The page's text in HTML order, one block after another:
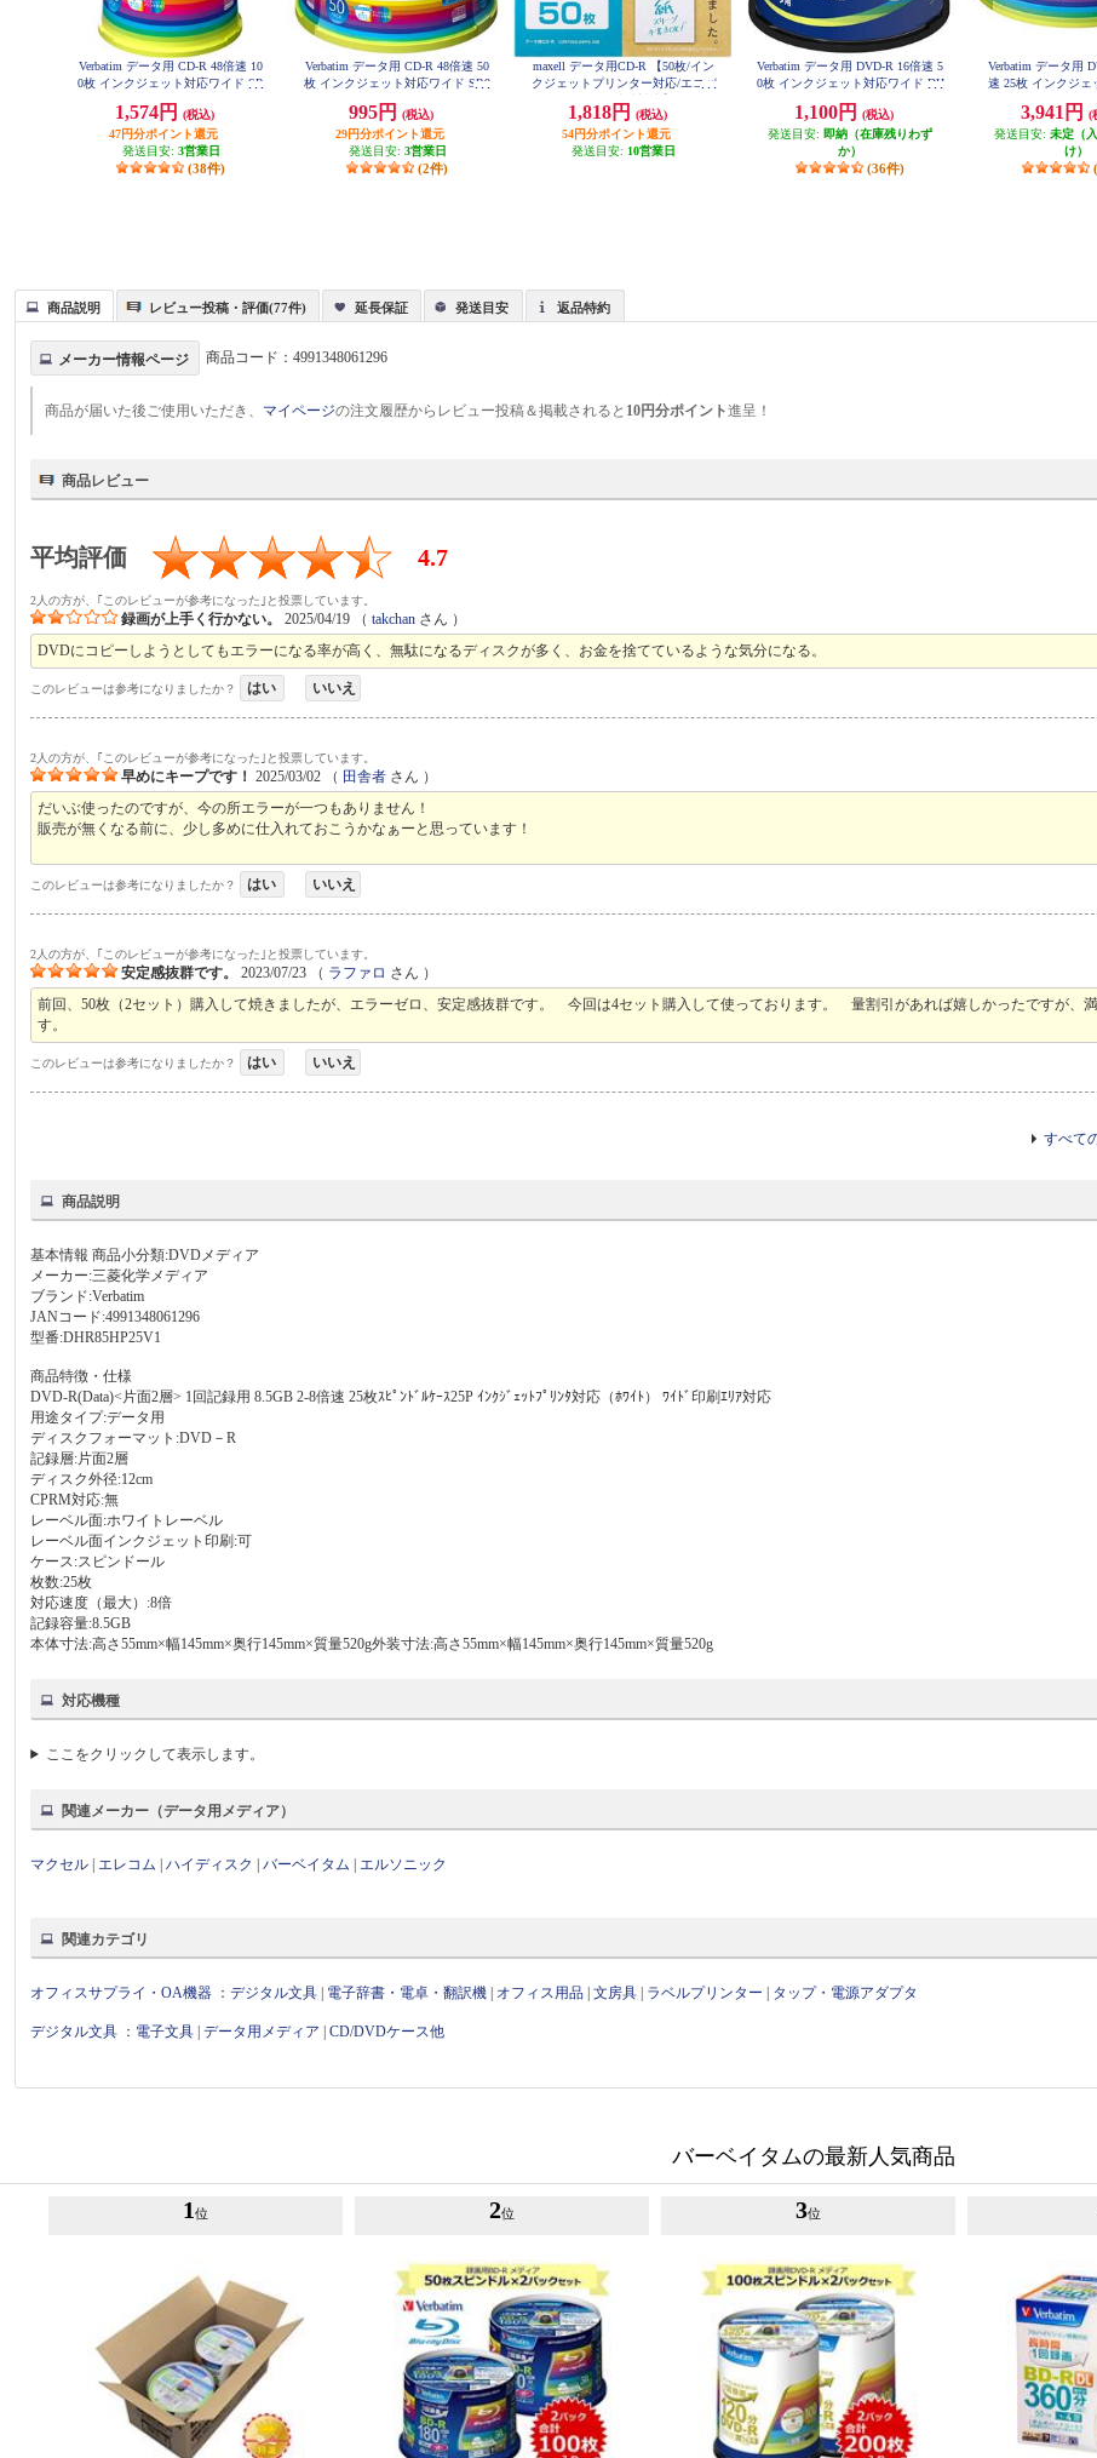
Verbatim データ用 CD-R 48倍速 10
0枚 インクジェット対応ワイド SR
1,574円
(税込)
47円分ポイント還元
発送目安: 3営業日
(38件)
Verbatim データ用 CD-R 48倍速 50
枚 インクジェット対応ワイド SR8
995円
(税込)
29円分ポイント還元
発送目安: 3営業日
(2件)
maxell データ用CD-R 【50枚/イン
クジェットプリンター対応/エコパ
0S-SWPS-50E
1,818円
(税込)
54円分ポイント還元
発送目安: 10営業日
Verbatim データ用 DVD-R 16倍速 5
0枚 インクジェット対応ワイド DH
1,100円
(税込)
発送目安: 即納（在庫残りわず
か）
(36件)
Verbatim データ用
速 25枚 インクジェ
3,941円
(
発送目安: 未定（
け）
商品説明 レビュー投稿・評価(77件) 延長保証 発送目安 返品特約
メーカー情報ページ 商品コード：4991348061296
商品が届いた後ご使用いただき、 マイページの注文履歴からレビュー投稿＆掲載されると 10円分ポイント進呈！
商品レビュー
平均評価 4.7
2人の方が、｢このレビューが参考になった｣と投票しています。
録画が上手く行かない。 2025/04/19 （takchan さん ）
DVDにコピーしようとしてもエラーになる率が高く、無駄になるディスクが多く、お金を捨てているような気分になる。
このレビューは参考になりましたか？ はい いいえ
2人の方が、｢このレビューが参考になった｣と投票しています。
早めにキープです！ 2025/03/02 （ 田舎者 さん ）
だいぶ使ったのですが、今の所エラーが一つもありません！
販売が無くなる前に、少し多めに仕入れておこうかなぁーと思っています！
このレビューは参考になりましたか？ はい いいえ
2人の方が、｢このレビューが参考になった｣と投票しています。
安定感抜群です。 2023/07/23 （ ラファロ さん ）
前回、50枚（2セット）購入して焼きましたが、エラーゼロ、安定感抜群です。 今回は4セット購入して使っております。 量割引があれば嬉しかったですが、
す。
このレビューは参考になりましたか？ はい いいえ
すべて
商品説明
基本情報 商品小分類:DVDメディア
メーカー:三菱化学メディア
ブランド:Verbatim
JANコード:4991348061296
型番:DHR85HP25V1
商品特徴・仕様
DVD-R(Data)<片面2層> 1回記録用 8.5GB 2-8倍速 25枚ｽﾋﾟﾝﾄﾞﾙｹｰｽ25P ｲﾝｸｼﾞｪｯﾄﾌﾟﾘﾝﾀ対応（ﾎﾜｲﾄ） ﾜｲﾄﾞ印刷ｴﾘｱ対応
用途タイプ:データ用
ディスクフォーマット:DVD－R
記録層:片面2層
ディスク外径:12cm
CPRM対応:無
レーベル面:ホワイトレーベル
レーベル面インクジェット印刷:可
ケース:スピンドール
枚数:25枚
対応速度（最大）:8倍
記録容量:8.5GB
本体寸法:高さ55mm×幅145mm×奥行145mm×質量520g外装寸法:高さ55mm×幅145mm×奥行145mm×質量520g
対応機種
ここをクリックして表示します。
関連メーカー（データ用メディア）
マクセル エレコム |ハイディスク |バーベイタム エルソニック
関連カテゴリ
オフィスサプライ・OA機器 ：デジタル文具 電子辞書・電卓・翻訳機 オフィス用品 |文房具 ラベルプリンター タップ・電源アダプタ
デジタル文具 ： 電子文具 |データ用メディア |CD/DVDケース他
バーベイタムの最新人気商品
1 位 2位 3位